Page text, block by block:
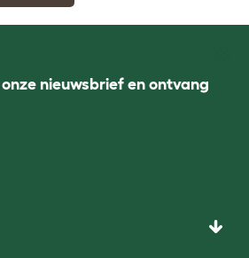
nieuwsbrief en ontvang